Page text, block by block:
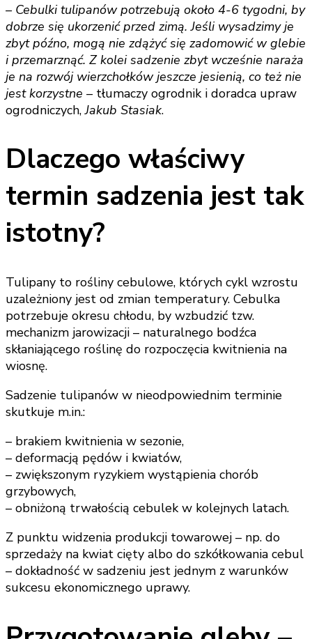
– Cebulki tulipanów potrzebują około 4-6 tygodni, by
dobrze się ukorzenić przed zimą. Jeśli wysadzimy je
zbyt późno, mogą nie zdążyć się zadomowić w glebie
i przemarznąć. Z kolei sadzenie zbyt wcześnie naraża
je na rozwój wierzchołków jeszcze jesienią, co też nie
jest korzystne – tłumaczy ogrodnik i doradca upraw
ogrodniczych,Jakub Stasiak.
Dlaczego właściwy
termin sadzenia jest tak
istotny?
Tulipany to rośliny cebulowe, których cykl wzrostu
uzależniony jest od zmian temperatury. Cebulka
potrzebuje okresu chłodu, by wzbudzić tzw.
mechanizm jarowizacji – naturalnego bodźca
skłaniającego roślinę do rozpoczęcia kwitnienia na
wiosnę.
Sadzenie tulipanów w nieodpowiednim terminie
skutkuje m.in.:
– brakiem kwitnienia w sezonie,
– deformacją pędów i kwiatów,
– zwiększonym ryzykiem wystąpienia chorób
grzybowych,
– obniżoną trwałością cebulek w kolejnych latach.
Z punktu widzenia produkcji towarowej – np. do
sprzedaży na kwiat cięty albo do szkółkowania cebul
– dokładność w sadzeniu jest jednym z warunków
sukcesu ekonomicznego uprawy.